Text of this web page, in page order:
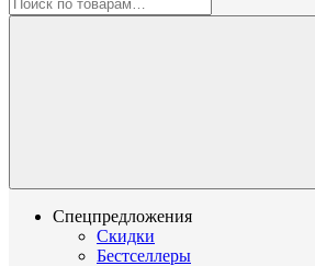
Спецпредложения
Скидки
Бестселлеры